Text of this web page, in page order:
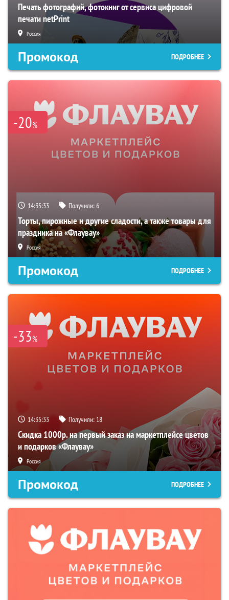
Печать фотографий, фотокниг от сервиса цифровой
печати netPrint
Россия
Промокод ПОДРОБНЕЕ
-20%
14:35:32 Получили:6
Торты, пирожные и другие сладости, а также товары для
праздника на «Флаувау»
Россия
Промокод ПОДРОБНЕЕ
-33%
14:35:32 Получили: 18
Скидка 1000р. на первый заказ на маркетплейсе цветов
и подарков «Флаувау»
Россия
Промокод ПОДРОБНЕЕ